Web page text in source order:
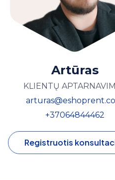
Artūras
KLIENTŲ
+37064844462
Registruotis